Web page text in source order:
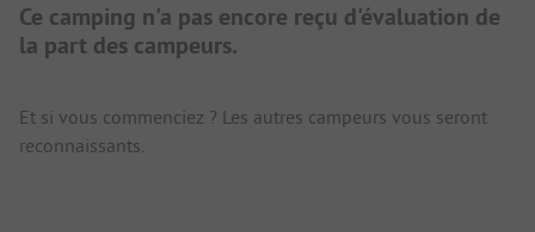
Ce camping n'a pas encore reçu d'évaluation de
la part des campeurs.
Et si vous commenciez ? Les autres campeurs vous seront
reconnaissants.